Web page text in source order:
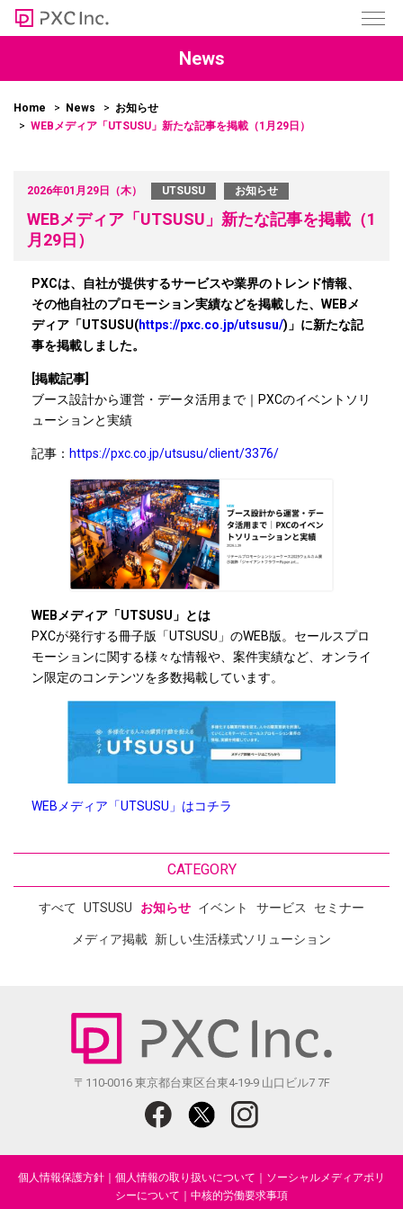
News
Home News
お知らせ
WEBメディア「UTSUSU」新たな記事を掲載（1月29日）
2026年01月29日（木） UTSUSU お知らせ
WEBメディア「UTSUSU」新たな記事を掲載（1
月29日）
PXCは、自社が提供するサービスや業界のトレンド情報、
その他自社のプロモーション実績などを掲載した、WEBメ
ディア「UTSUSU(https://pxc.co.jp/utsusu/)」に新たな記
事を掲載しました。
[掲載記事]
ブース設計から運営・データ活用まで｜PXCのイベントソリ
ューションと実績
記事： https://pxc.co.jp/utsusu/client/3376/
WEBメディア「UTSUSU」とは
PXCが発行する冊子版「UTSUSU」のWEB版。セールスプロ
モーションに関する様々な情報や、案件実績など、オンライ
ン限定のコンテンツを多数掲載しています。
WEBメディア「UTSUSU」はコチラ
CATEGORY
すべて UTSUSU お知らせ イベント サービス セミナー
メディア掲載 新しい生活様式ソリューション
〒110-0016 東京都台東区台東4-19-9 山口ビル7 7F
個人情報保護方針 個人情報の取り扱いについて
ソーシャルメディアポリ
シーについて
中核的労働要求事項